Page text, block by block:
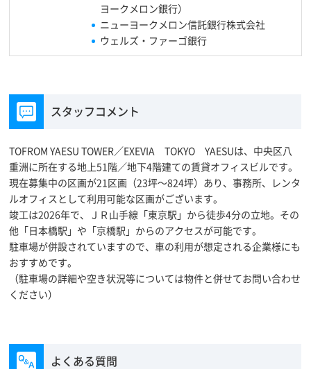
ヨークメロン銀行）
ニューヨークメロン信託銀行株式会社
ウェルズ・ファーゴ銀行
スタッフコメント
TOFROM YAESU TOWER／EXEVIA TOKYO YAESUは、中央区八
重洲に所在する地上51階／地下4階建ての賃貸オフィスビルです。
現在募集中の区画が21区画（23坪～824坪）あり、事務所、レンタ
ルオフィスとして利用可能な区画がございます。
竣工は2026年で、ＪＲ山手線「東京駅」から徒歩4分の立地。その
他「日本橋駅」や「京橋駅」からのアクセスが可能です。
駐車場が併設されていますので、車の利用が想定される企業様にも
おすすめです。
（駐車場の詳細や空き状況等については物件と併せてお問い合わせ
ください）
よくある質問